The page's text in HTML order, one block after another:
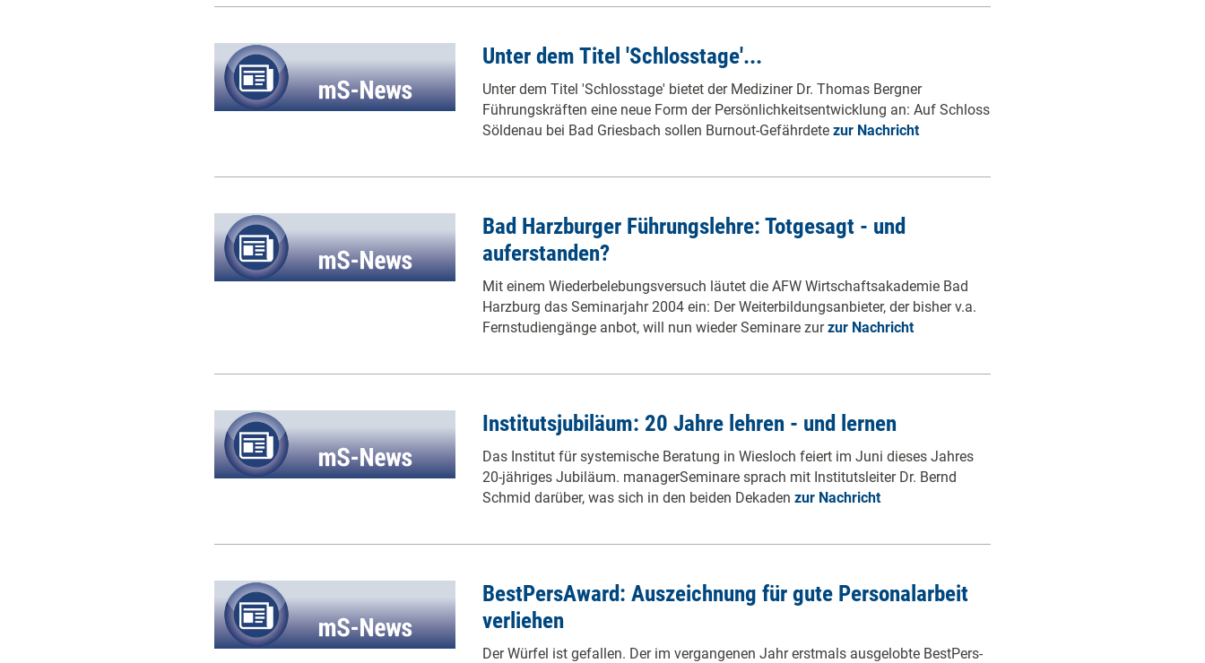
Unter dem Titel 'Schlosstage'...
Unter dem Titel 'Schlosstage' bietet der Mediziner Dr. Thomas Bergner
Führungskräften eine neue Form der Persönlichkeitsentwicklung an: Auf Schloss
Söldenau bei Bad Griesbach sollen Burnout-Gefährdete zur Nachricht
Bad Harzburger Führungslehre: Totgesagt - und
auferstanden?
Mit einem Wiederbelebungsversuch läutet die AFW Wirtschaftsakademie Bad
Harzburg das Seminarjahr 2004 ein: Der Weiterbildungsanbieter, der bisher v.a.
Fernstudiengänge anbot, will nun wieder Seminare zurzur Nachricht
Institutsjubiläum: 20 Jahre lehren - und lernen
Das Institut für systemische Beratung in Wiesloch feiert im Juni dieses Jahres
20-jähriges Jubiläum. managerSeminare sprach mit Institutsleiter Dr. Bernd
Schmid darüber, was sich in den beiden Dekaden zur Nachricht
BestPersAward: Auszeichnung für gute Personalarbeit
verliehen
Der Würfel ist gefallen. Der im vergangenen Jahr erstmals ausgelobte BestPers-